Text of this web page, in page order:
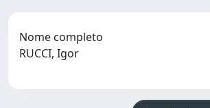
Nome completo
RUCCI, Igor